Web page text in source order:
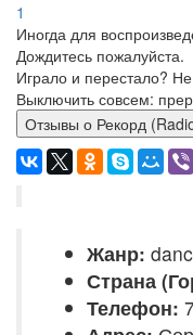
1
Иногда для
Дождитесь пожалуйста.
Играло и перестало?
Выключить совсем:
Отзывы о
Жанр:
Страна
Телефон: